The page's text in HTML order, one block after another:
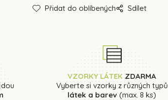
Přidat do oblíbených Sdílet
VZORKY LÁTEK ZDARMA
Vyberte si vzorky z různých typů
látek a barev(max. 8 ks)